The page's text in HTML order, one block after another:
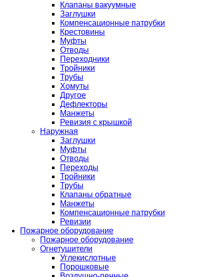
Клапаны вакуумные
Заглушки
Компенсационные патрубки
Крестовины
Муфты
Отводы
Переходники
Тройники
Трубы
Хомуты
Другое
Дефлекторы
Манжеты
Ревизия с крышкой
Наружная
Заглушки
Муфты
Отводы
Переходы
Тройники
Трубы
Клапаны обратные
Манжеты
Компенсационные патрубки
Ревизии
Пожарное оборудование
Пожарное оборудование
Огнетушители
Углекислотные
Порошковые